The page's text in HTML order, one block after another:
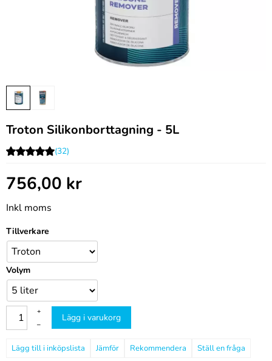
Troton Silikonborttagning - 5L
(32)
756,00 kr
Inkl moms
Tillverkare
Volym
+
–
Lägg i varukorg
Jämför Rekommendera Ställ en fråga